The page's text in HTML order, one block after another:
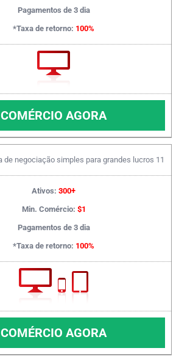
Pagamentos de 3 dia
*Taxa de retorno: 100%
COMÉRCIO AGORA
Ativos: 300+
Min. Comércio: $1
Pagamentos de 3 dia
*Taxa de retorno: 100%
COMÉRCIO AGORA